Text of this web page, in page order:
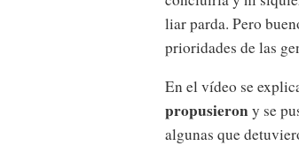
liar parda. Pero
prioridades de las
En el vídeo se
propusierony se
algunas que